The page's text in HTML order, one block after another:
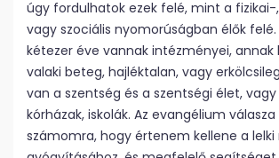
úgy fordulhatok ezek felé, mint a fizikai-
vagy szociális nyomorúságban élők
kétezer éve vannak intézményei, annak
valaki beteg, hajléktalan, vagy
van a szentség és a szentségi élet, vagy
kórházak, iskolák. Az evangélium
számomra, hogy értenem kellene a